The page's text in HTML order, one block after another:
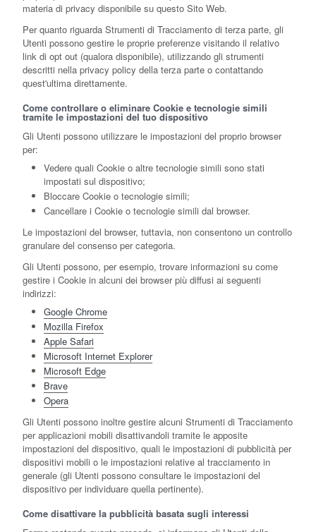
materia di privacy disponibile su questo Sito Web.
Per quanto riguarda Strumenti di Tracciamento di terza parte, gli
Utenti possono gestire le proprie preferenze visitando il relativo
link di opt out (qualora disponibile), utilizzando gli strumenti
descritti nella privacy policy della terza parte o contattando
quest'ultima direttamente.
Come controllare o eliminare Cookie e tecnologie simili
tramite le impostazioni del tuo dispositivo
Gli Utenti possono utilizzare le impostazioni del proprio browser
per:
Vedere quali Cookie o altre tecnologie simili sono stati
impostati sul dispositivo;
Bloccare Cookie o tecnologie simili;
Cancellare i Cookie o tecnologie simili dal browser.
Le impostazioni del browser, tuttavia, non consentono un controllo
granulare del consenso per categoria.
Gli Utenti possono, per esempio, trovare informazioni su come
gestire i Cookie in alcuni dei browser più diffusi ai seguenti
indirizzi:
Google Chrome
Mozilla Firefox
Apple Safari
Microsoft Internet Explorer
Microsoft Edge
Brave
Opera
Gli Utenti possono inoltre gestire alcuni Strumenti di Tracciamento
per applicazioni mobili disattivandoli tramite le apposite
impostazioni del dispositivo, quali le impostazioni di pubblicità per
dispositivi mobili o le impostazioni relative al tracciamento in
generale (gli Utenti possono consultare le impostazioni del
dispositivo per individuare quella pertinente).
Come disattivare la pubblicità basata sugli interessi